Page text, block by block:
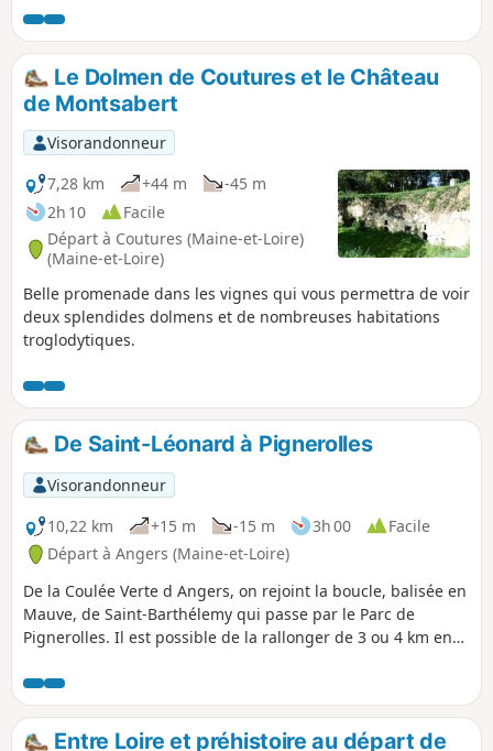
Le Dolmen de Coutures et le Château
de Montsabert
Visorandonneur
7,28 km
+44 m
-45 m
2h 10
Facile
Départ à Coutures (Maine-et-Loire)
(Maine-et-Loire)
Belle promenade dans les vignes qui vous permettra de voir
deux splendides dolmens et de nombreuses habitations
troglodytiques.
De Saint-Léonard à Pignerolles
Visorandonneur
10,22 km
+15 m -15 m 3h 00
Facile
Départ à Angers (Maine-et-Loire)
De la Coulée Verte d Angers, on rejoint la boucle, balisée en
Mauve, de Saint-Barthélemy qui passe par le Parc de
Pignerolles. Il est possible de la rallonger de 3 ou 4 km en
complet de la boucle balisée en Mauve (de la petite gare
aux ardoisières) : dans ce cas, compter 24,7km pour la
boucle seule, sans l'aller-retour de la Coulée Verte.
Entre Loire et préhistoire au départ de